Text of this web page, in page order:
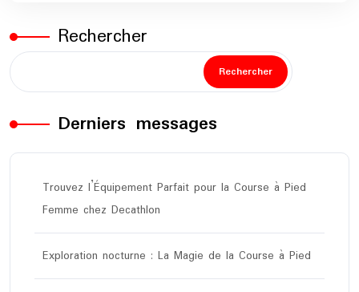
Rechercher
Rechercher
Derniers messages
Trouvez l’Équipement Parfait pour la Course à Pied
Femme chez Decathlon
Exploration nocturne : La Magie de la Course à Pied